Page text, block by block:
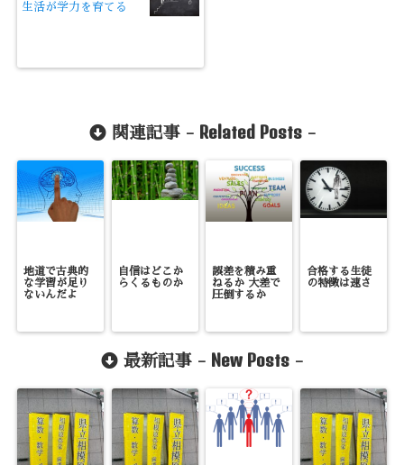
生活が学力を育てる
関連記事 - Related Posts-
地道で古典的
な学習が足り
ないんだよ
自信はどこか
らくるものか
誤差を積み重
ねるか 大差で
圧倒するか
合格する生徒
の特徴は速さ
最新記事 - New Posts -